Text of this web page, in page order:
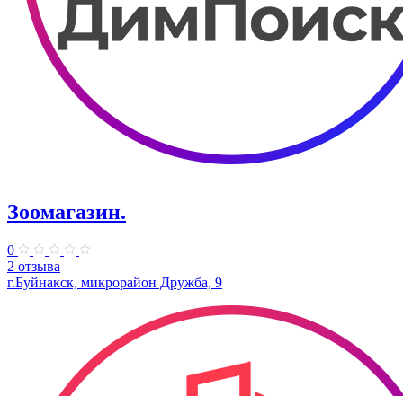
Зоомагазин.
0
2 отзыва
г.Буйнакск, микрорайон Дружба, 9